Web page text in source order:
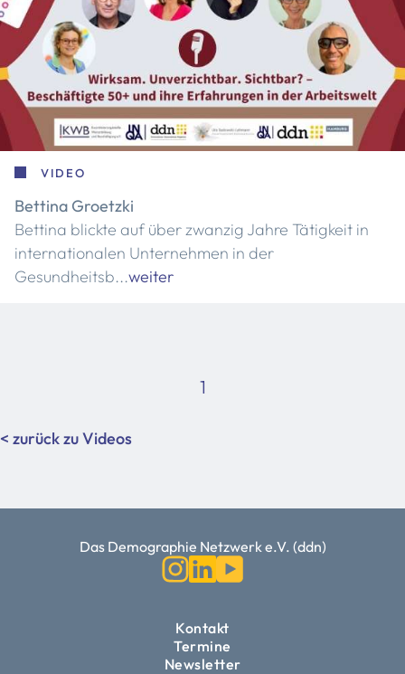
VIDEO
Bettina Groetzki
Bettina blickte auf über zwanzig Jahre Tätigkeit in
internationalen Unternehmen in der
Gesundheitsb...weiter
1
< zurück zu Videos
Das Demographie Netzwerk e.V. (ddn)
Kontakt
Termine
Newsletter